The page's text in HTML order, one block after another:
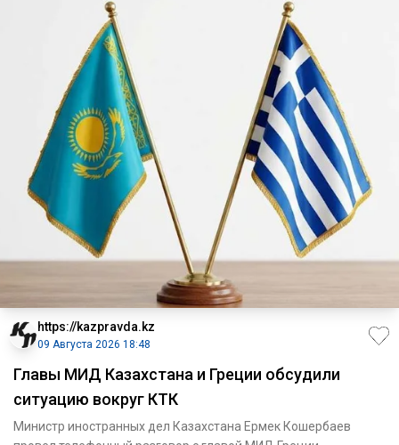
https://kazpravda.kz
09 Августа 2026 18:48
Главы МИД Казахстана и Греции обсудили
ситуацию вокруг КТК
Министр иностранных дел Казахстана Ермек Кошербаев